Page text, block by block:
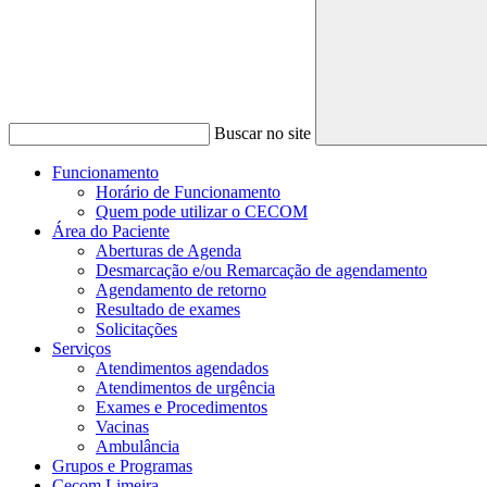
Buscar no site
Funcionamento
Horário de Funcionamento
Quem pode utilizar o CECOM
Área do Paciente
Aberturas de Agenda
Desmarcação e/ou Remarcação de agendamento
Agendamento de retorno
Resultado de exames
Solicitações
Serviços
Atendimentos agendados
Atendimentos de urgência
Exames e Procedimentos
Vacinas
Ambulância
Grupos e Programas